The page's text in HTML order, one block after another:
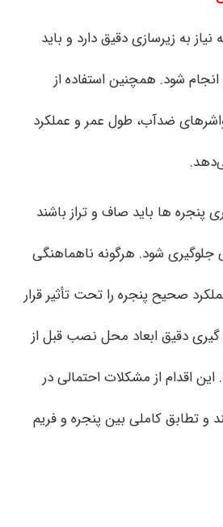
به زیرسازی دقیق دارد و باید
شود. همچنین استفاده از
ضدآب، طول عمر و عملکرد
پنجره‌ ها باید صاف و تراز باشند
جلوگیری شود. هرگونه ناهماهنگی
صحیح پنجره را تحت تأثیر قرار
‌گیری دقیق ابعاد محل نصب قبل از
اقدام از مشکلات احتمالی در
تطابق کاملی بین پنجره و فریم